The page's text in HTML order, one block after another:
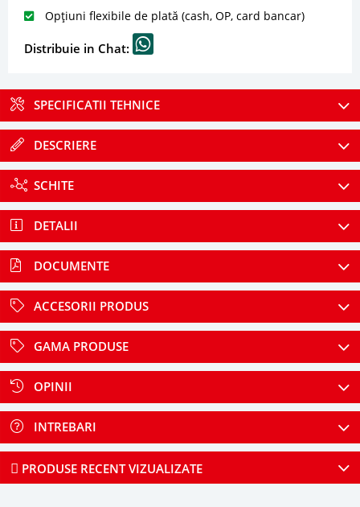
Opțiuni flexibile de plată (cash, OP, card bancar)
Distribuie in Chat:
SPECIFICATII TEHNICE
DESCRIERE
SCHITE
DETALII
DOCUMENTE
ACCESORII PRODUS
GAMA PRODUSE
OPINII
INTREBARI
PRODUSE RECENT VIZUALIZATE